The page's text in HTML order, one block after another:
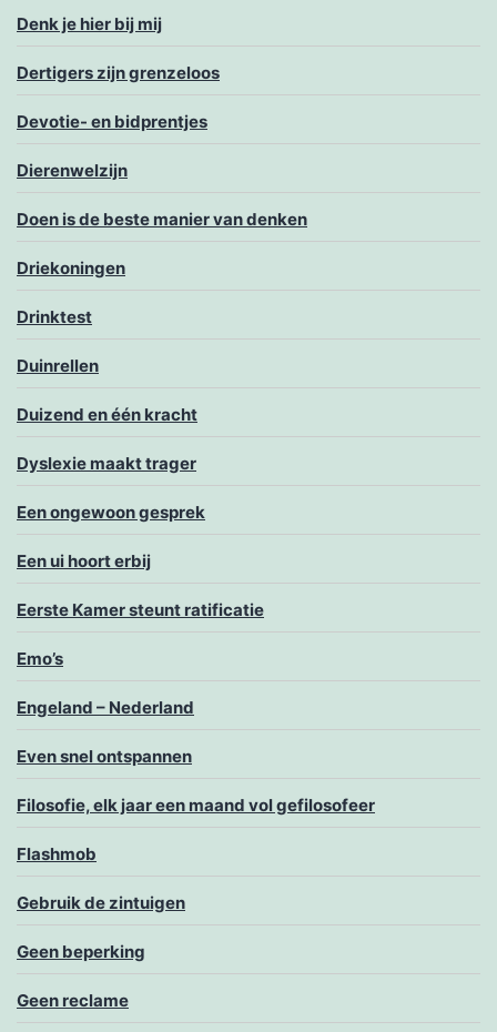
Denk je hier bij mij
Dertigers zijn grenzeloos
Devotie- en bidprentjes
Dierenwelzijn
Doen is de beste manier van denken
Driekoningen
Drinktest
Duinrellen
Duizend en één kracht
Dyslexie maakt trager
Een ongewoon gesprek
Een ui hoort erbij
Eerste Kamer steunt ratificatie
Emo’s
Engeland – Nederland
Even snel ontspannen
Filosofie, elk jaar een maand vol gefilosofeer
Flashmob
Gebruik de zintuigen
Geen beperking
Geen reclame